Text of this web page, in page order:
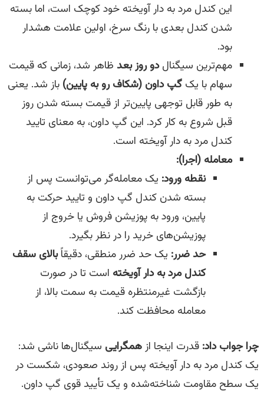
این کندل مرد به دار آویخته خود کوچک است، اما بسته
شدن کندل بعدی با رنگ سرخ، اولین علامت هشدار
بود.
مهم‌ترین سیگنالدو روز بعد ظاهر شد، زمانی که قیمت
سهام با یک گپ داون (شکاف رو به پایین) باز شد. یعنی
به طور قابل توجهی پایین‌تر از قیمت بسته شدن روز
قبل شروع به کار کرد. این گپ داون، به معنای تایید
کندل مرد به دار آویخته است.
معامله (اجرا):
نقطه ورود: یک معامله‌گر می‌توانست پس از
بسته شدن کندل گپ داون و تایید حرکت به
پایین، ورود به پوزیشن فروش یا خروج از
پوزیشن‌های خرید را در نظر بگیرد.
حد ضرر: یک حد ضرر منطقی، دقیقاًبالای سقف
کندل مرد به دار آویخته است تا در صورت
بازگشت غیرمنتظره قیمت به سمت بالا، از
معامله محافظت کند.
چرا جواب داد: قدرت اینجا ازهمگرایی سیگنال‌ها ناشی شد:
یک کندل مرد به دار آویخته پس از روند صعودی، شکست در
یک سطح مقاومت شناخته‌شده و یک تأیید قوی گپ داون.